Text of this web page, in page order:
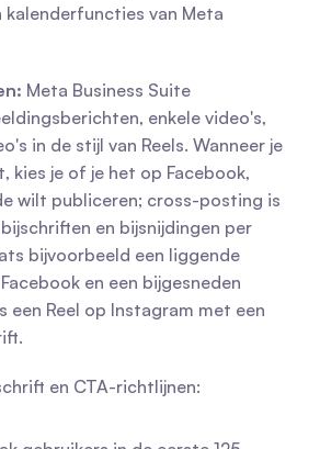
van Meta
Meta Business Suite
enkele video's,
in de stijl van Reels. Wanneer je
kies je of je het op Facebook,
wilt publiceren; cross-posting is
en bijsnijdingen per
bijvoorbeeld een liggende
en een bijgesneden
een Reel op Instagram met een
en CTA-richtlijnen: